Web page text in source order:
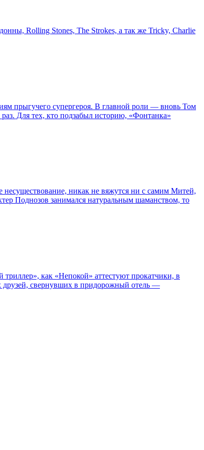
Rolling Stones, The Strokes, а так же Tricky, Charlie
прыгучего супергероя. В главной роли — вновь Том
Для тех, кто подзабыл историю, «Фонтанка»
несуществование, никак не вяжутся ни с самим Митей,
Поднозов занимался натуральным шаманством, то
как «Непокой» аттестуют прокатчики, в
друзей, свернувших в придорожный отель —